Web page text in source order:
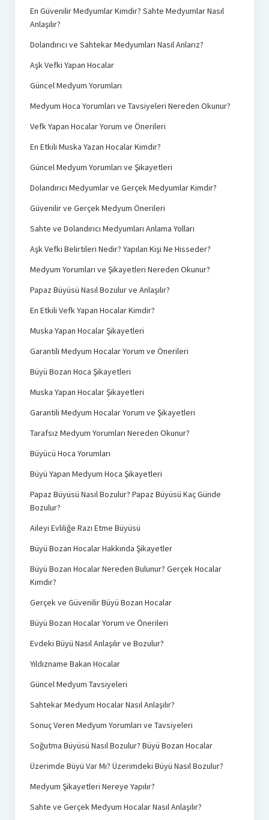
En Güvenilir Medyumlar Kimdir? Sahte Medyumlar Nasıl
Anlaşılır?
Dolandırıcı ve Sahtekar Medyumları Nasıl Anlarız?
Aşk Vefki Yapan Hocalar
Güncel Medyum Yorumları
Medyum Hoca Yorumları ve Tavsiyeleri Nereden Okunur?
Vefk Yapan Hocalar Yorum ve Önerileri
En Etkili Muska Yazan Hocalar Kimdir?
Güncel Medyum Yorumları ve Şikayetleri
Dolandırıcı Medyumlar ve Gerçek Medyumlar Kimdir?
Güvenilir ve Gerçek Medyum Önerileri
Sahte ve Dolandırıcı Medyumları Anlama Yolları
Aşk Vefki Belirtileri Nedir? Yapılan Kişi Ne Hisseder?
Medyum Yorumları ve Şikayetleri Nereden Okunur?
Papaz Büyüsü Nasıl Bozulur ve Anlaşılır?
En Etkili Vefk Yapan Hocalar Kimdir?
Muska Yapan Hocalar Şikayetleri
Garantili Medyum Hocalar Yorum ve Önerileri
Büyü Bozan Hoca Şikayetleri
Muska Yapan Hocalar Şikayetleri
Garantili Medyum Hocalar Yorum ve Şikayetleri
Tarafsız Medyum Yorumları Nereden Okunur?
Büyücü Hoca Yorumları
Büyü Yapan Medyum Hoca Şikayetleri
Papaz Büyüsü Nasıl Bozulur? Papaz Büyüsü Kaç Günde
Bozulur?
Aileyi Evliliğe Razı Etme Büyüsü
Büyü Bozan Hocalar Hakkında Şikayetler
Büyü Bozan Hocalar Nereden Bulunur? Gerçek Hocalar
Kimdir?
Gerçek ve Güvenilir Büyü Bozan Hocalar
Büyü Bozan Hocalar Yorum ve Önerileri
Evdeki Büyü Nasıl Anlaşılır ve Bozulur?
Yıldızname Bakan Hocalar
Güncel Medyum Tavsiyeleri
Sahtekar Medyum Hocalar Nasıl Anlaşılır?
Sonuç Veren Medyum Yorumları ve Tavsiyeleri
Soğutma Büyüsü Nasıl Bozulur? Büyü Bozan Hocalar
Üzerimde Büyü Var Mı? Üzerimdeki Büyü Nasıl Bozulur?
Medyum Şikayetleri Nereye Yapılır?
Sahte ve Gerçek Medyum Hocalar Nasıl Anlaşılır?